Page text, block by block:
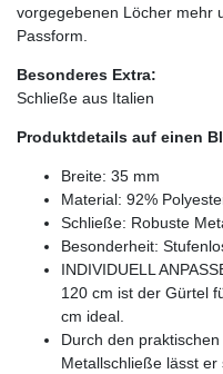
vorgegebenen Löcher mehr
Passform.
Besonderes Extra:
Schließe aus Italien
Produktdetails auf einen
Breite: 35 mm
Material: 92%
Schließe: Robuste
Besonderheit:
INDIVIDUELL
120 cm ist der Gürtel
cm ideal.
Durch den
Metallschließe lässt